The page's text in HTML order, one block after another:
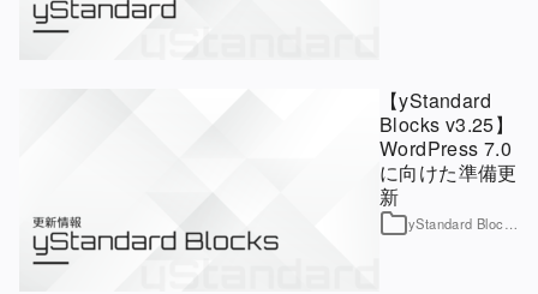
【yStandard
Blocks v3.25】
WordPress 7.0
に向けた準備更
新